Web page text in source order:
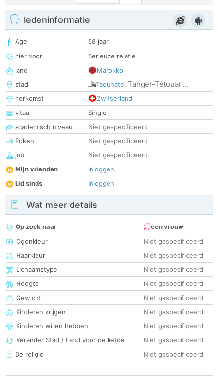
ledeninformatie
Age
58 jaar
hier voor
Serieuze relatie
land
Marokko
stad
Taounate, Tanger-Tétouan...
herkomst
Zwitserland
vitaal
Single
academisch niveau
Niet gespecificeerd
Roken
Niet gespecificeerd
job
Niet gespecificeerd
Mijn vrienden
Inloggen
Lid sinds
Inloggen
Wat meer details
Op zoek naar
een vrouw
Ogenkleur
Niet gespecificeerd
Haarkleur
Niet gespecificeerd
Lichaamstype
Niet gespecificeerd
Hoogte
Niet gespecificeerd
Gewicht
Niet gespecificeerd
Kinderen krijgen
Niet gespecificeerd
Kinderen willen hebben
Niet gespecificeerd
Verander Stad / Land voor de liefde
Niet gespecificeerd
De religie
Niet gespecificeerd